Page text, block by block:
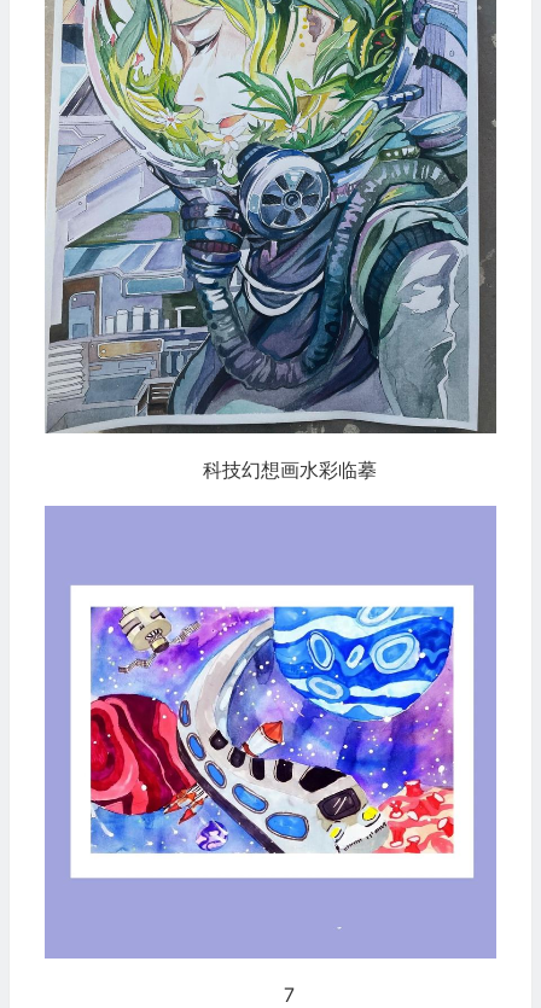
科技幻想画水彩临摹
7